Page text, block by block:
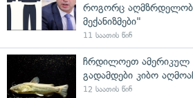
როგორც
მექანიზმები"
11 საათის წინ
ჩრდილოეთ ამერიკულ
გადამდები კიბო
12 საათის წინ